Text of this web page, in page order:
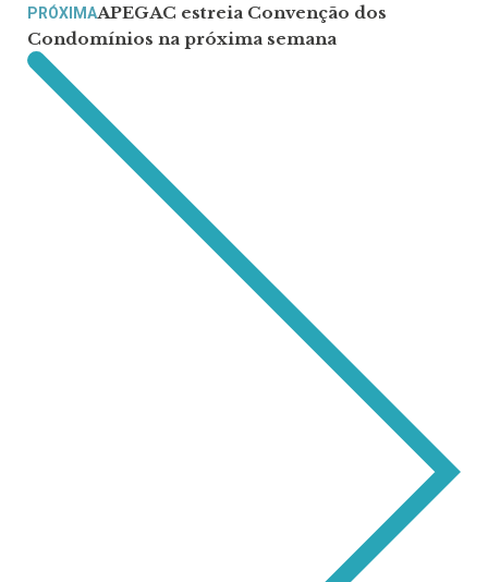
PRÓXIMAAPEGAC estreia Convenção dos
Condomínios na próxima semana